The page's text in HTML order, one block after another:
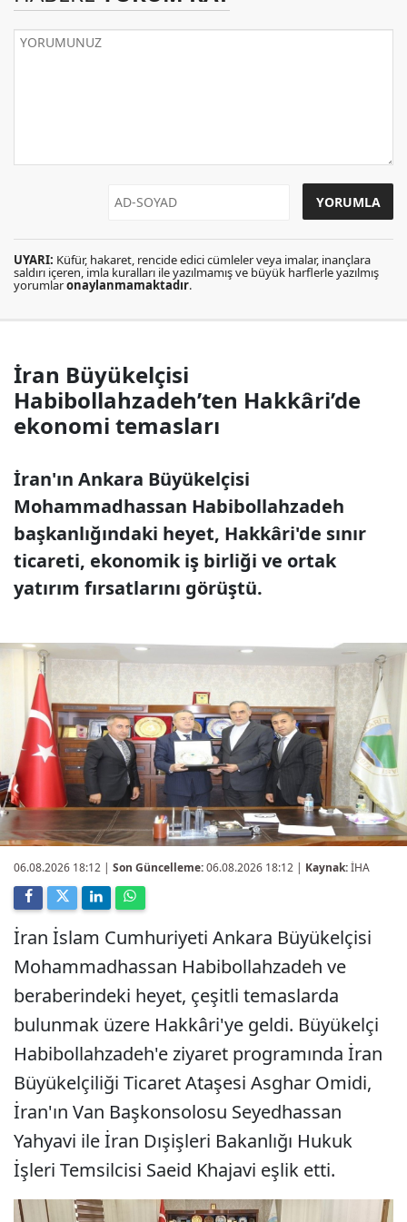
UYARI: Küfür, hakaret, rencide edici cümleler veya imalar, inançlara
saldırı içeren, imla kuralları ile yazılmamış ve büyük harflerle yazılmış
yorumlaronaylanmamaktadır.
İran Büyükelçisi
Habibollahzadeh’ten Hakkâri’de
ekonomi temasları
İran'ın Ankara Büyükelçisi
Mohammadhassan Habibollahzadeh
başkanlığındaki heyet, Hakkâri'de sınır
ticareti, ekonomik iş birliği ve ortak
yatırım fırsatlarını görüştü.
06.08.2026 18:12 | Son Güncelleme:06.08.2026 18:12 | Kaynak:İHA
İran İslam Cumhuriyeti Ankara Büyükelçisi
Mohammadhassan Habibollahzadeh ve
beraberindeki heyet, çeşitli temaslarda
bulunmak üzere Hakkâri'ye geldi. Büyükelçi
Habibollahzadeh'e ziyaret programında İran
Büyükelçiliği Ticaret Ataşesi Asghar Omidi,
İran'ın Van Başkonsolosu Seyedhassan
Yahyavi ile İran Dışişleri Bakanlığı Hukuk
İşleri Temsilcisi Saeid Khajavi eşlik etti.